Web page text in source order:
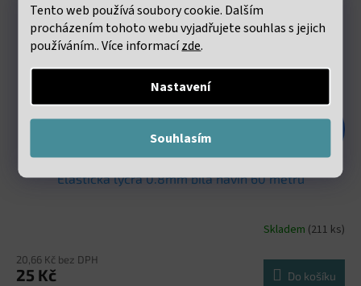
Tento web používá soubory cookie. Dalším
procházením tohoto webu vyjadřujete souhlas s jejich
používáním.. Více informacízde.
Nastavení
Souhlasím
Elastická lycra 0.8mm bílá návin 60 metrů
Skladem (211 ks)
20,66 Kč bez DPH
25 Kč Do košíku